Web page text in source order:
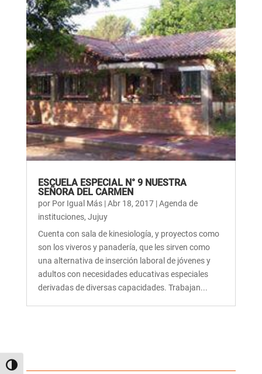
Alternar alto contraste
ESCUELA ESPECIAL N° 9 NUESTRA
SEÑORA DEL CARMEN
por Por Igual Más|Abr 18, 2017|Agenda de
instituciones, Jujuy
Cuenta con sala de kinesiología, y proyectos como
son los viveros y panadería, que les sirven como
una alternativa de inserción laboral de jóvenes y
adultos con necesidades educativas especiales
derivadas de diversas capacidades. Trabajan...